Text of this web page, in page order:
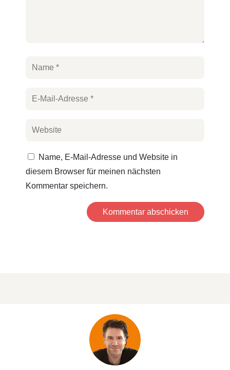
Name, E-Mail-Adresse und Website in
diesem Browser für meinen nächsten
Kommentar speichern.
Kommentar abschicken